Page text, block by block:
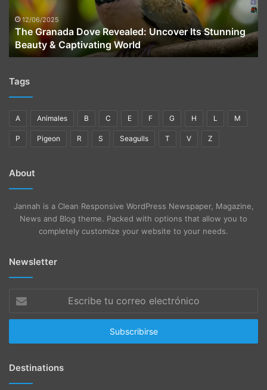
Stunning
Beauty
Captivating
World
12/06/2025
The Granada Dove Revealed: Uncover Its Stunning
Beauty & Captivating World
Tags
A Animales B C E F G H L M
P Pigeon R S Seagulls T V Z
About
Jannah is a Clean Responsive WordPress Newspaper, Magazine,
News and Blog theme. Packed with options that allow you to
completely customize your website to your needs.
Newsletter
tu
correo
Destinations